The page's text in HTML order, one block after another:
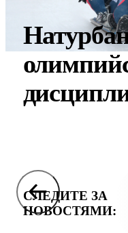
СЛЕДИТЕ ЗА
НОВОСТЯМИ: